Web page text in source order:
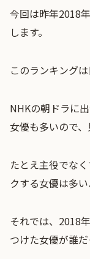
今回は昨年2018
します。
このランキング
NHKの朝ドラに
女優も多いので
たとえ主役でな
クする女優は多い
それでは、2018
つけた女優が誰